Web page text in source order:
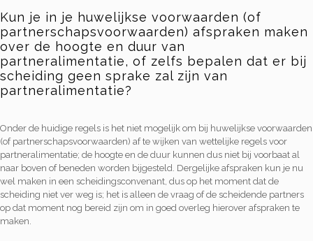
Kun je in je huwelijkse voorwaarden (of
partnerschapsvoorwaarden) afspraken maken
over de hoogte en duur van
partneralimentatie, of zelfs bepalen dat er bij
scheiding geen sprake zal zijn van
partneralimentatie?
Onder de huidige regels is het niet mogelijk om bij huwelijkse voorwaarden
(of partnerschapsvoorwaarden) af te wijken van wettelijke regels voor
partneralimentatie; de hoogte en de duur kunnen dus niet bij voorbaat al
naar boven of beneden worden bijgesteld. Dergelijke afspraken kun je nu
wel maken in een scheidingsconvenant, dus op het moment dat de
scheiding niet ver weg is; het is alleen de vraag of de scheidende partners
op dat moment nog bereid zijn om in goed overleg hierover afspraken te
maken.